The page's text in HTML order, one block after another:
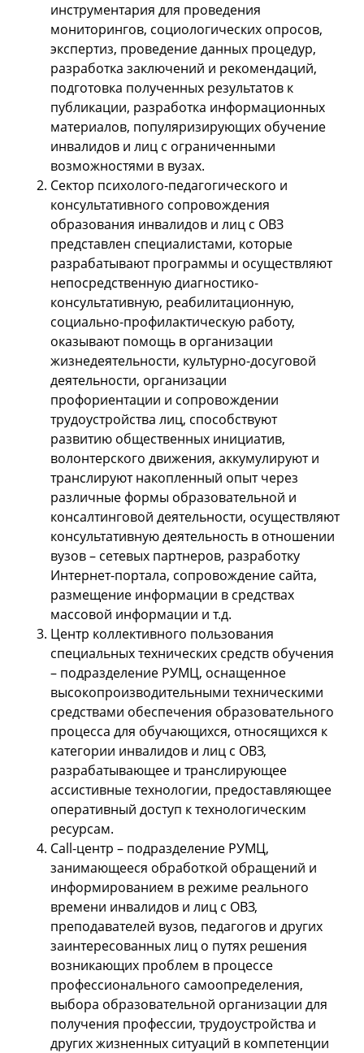
инструментария для проведения
мониторингов, социологических опросов,
экспертиз, проведение данных процедур,
разработка заключений и рекомендаций,
подготовка полученных результатов к
публикации, разработка информационных
материалов, популяризирующих обучение
инвалидов и лиц с ограниченными
возможностями в вузах.
Сектор психолого-педагогического и
консультативного сопровождения
образования инвалидов и лиц с ОВЗ
представлен специалистами, которые
разрабатывают программы и осуществляют
непосредственную диагностико-
консультативную, реабилитационную,
социально-профилактическую работу,
оказывают помощь в организации
жизнедеятельности, культурно-досуговой
деятельности, организации
профориентации и сопровождении
трудоустройства лиц, способствуют
развитию общественных инициатив,
волонтерского движения, аккумулируют и
транслируют накопленный опыт через
различные формы образовательной и
консалтинговой деятельности, осуществляют
консультативную деятельность в отношении
вузов – сетевых партнеров, разработку
Интернет-портала, сопровождение сайта,
размещение информации в средствах
массовой информации и т.д.
Центр коллективного пользования
специальных технических средств обучения
– подразделение РУМЦ, оснащенное
высокопроизводительными техническими
средствами обеспечения образовательного
процесса для обучающихся, относящихся к
категории инвалидов и лиц с ОВЗ,
разрабатывающее и транслирующее
ассистивные технологии, предоставляющее
оперативный доступ к технологическим
ресурсам.
Call-центр – подразделение РУМЦ,
занимающееся обработкой обращений и
информированием в режиме реального
времени инвалидов и лиц с ОВЗ,
преподавателей вузов, педагогов и других
заинтересованных лиц о путях решения
возникающих проблем в процессе
профессионального самоопределения,
выбора образовательной организации для
получения профессии, трудоустройства и
других жизненных ситуаций в компетенции